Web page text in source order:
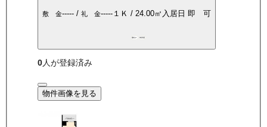
敷 金-----/ 礼 金-----１Ｋ / 24.00㎡ 入居日 即 可
敷礼0 角部屋
0人が登録済み
物件画像を見る